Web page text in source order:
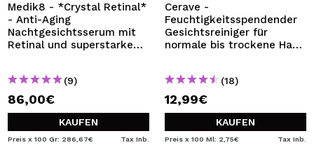
Medik8 - *Crystal Retinal*
- Anti-Aging
Nachtgesichtsserum mit
Retinal und superstarkem
(9)
86,00€
KAUFEN
Preis x 100 Gr: 286,67€ Tax Inb.
Cerave -
Feuchtigkeitsspendender
Gesichtsreiniger für
normale bis trockene Haut
(18)
12,99€
KAUFEN
Preis x 100 Ml: 2,75€ Tax Inb.